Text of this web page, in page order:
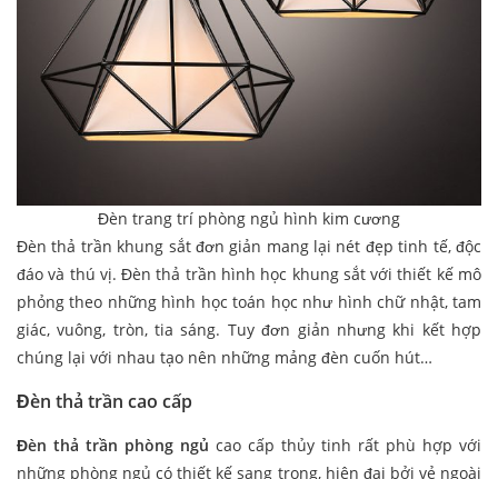
Đèn trang trí phòng ngủ hình kim cương
Đèn thả trần khung sắt đơn giản mang lại nét đẹp tinh tế, độc
đáo và thú vị. Đèn thả trần hình học khung sắt với thiết kế mô
phỏng theo những hình học toán học như hình chữ nhật, tam
giác, vuông, tròn, tia sáng. Tuy đơn giản nhưng khi kết hợp
chúng lại với nhau tạo nên những mảng đèn cuốn hút…
Đèn thả trần cao cấp
Đèn thả trần phòng ngủ cao cấp thủy tinh rất phù hợp với
những phòng ngủ có thiết kế sang trọng, hiện đại bởi vẻ ngoài